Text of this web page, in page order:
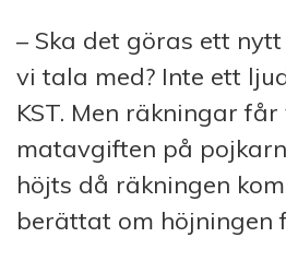
– Ska det göras ett
vi tala med? Inte ett
KST. Men räkningar
matavgiften på
höjts då räkningen
berättat om höjningen